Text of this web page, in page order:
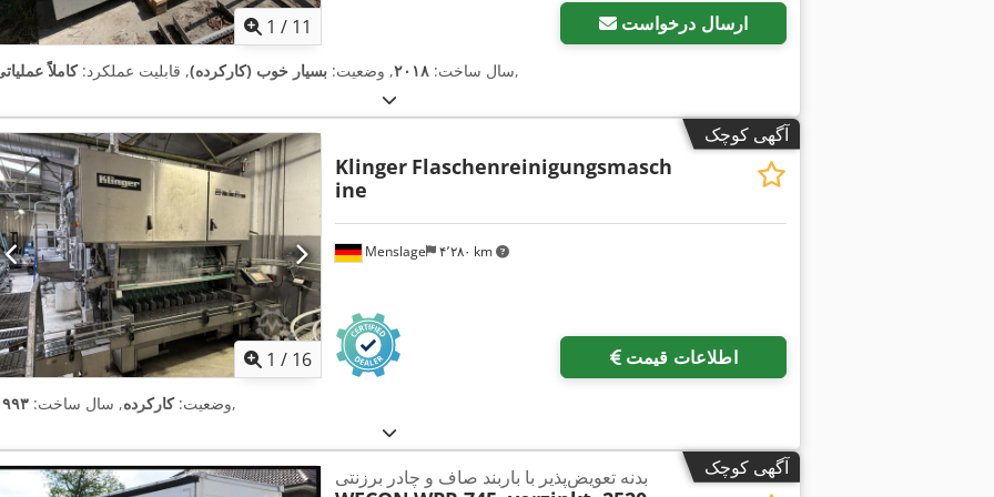
1 / 11 ارسال درخواست
سال ساخت: ۲۰۱۸, وضعیت: بسیار خوب (کارکرده), قابلیت عملکرد:کاملاً ,
آگهی کوچک
1 / 16
Menslage ۴٬۲۸۰ km
Klinger Flaschenreinigungsmasch
ine
اطلاعات قیمت
وضعیت:کارکرده, سال ساخت: ,
آگهی کوچک بدنه تعویض‌پذیر با باربند صاف و چادر برزنتی